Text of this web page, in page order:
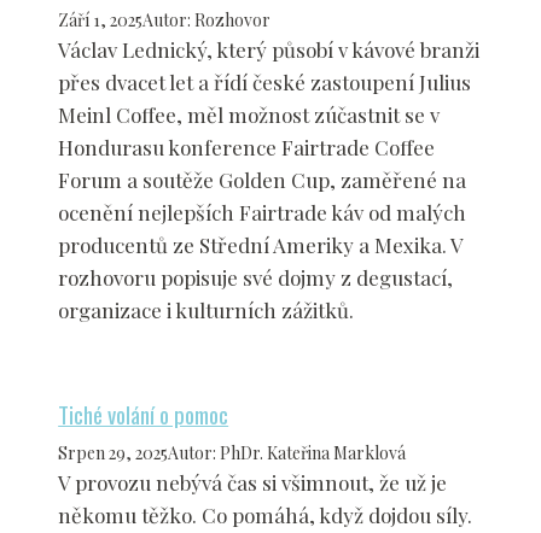
Září 1, 2025Autor: Rozhovor
Václav Lednický, který působí v kávové branži
přes dvacet let a řídí české zastoupení Julius
Meinl Coffee, měl možnost zúčastnit se v
Hondurasu konference Fairtrade Coffee
Forum a soutěže Golden Cup, zaměřené na
ocenění nejlepších Fairtrade káv od malých
producentů ze Střední Ameriky a Mexika. V
rozhovoru popisuje své dojmy z degustací,
organizace i kulturních zážitků.
Tiché volání o pomoc
Srpen 29, 2025Autor: PhDr. Kateřina Marklová
V provozu nebývá čas si všimnout, že už je
někomu těžko. Co pomáhá, když dojdou síly.